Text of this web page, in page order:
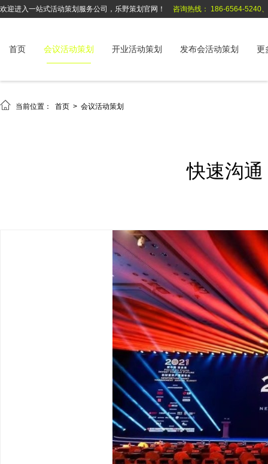
欢迎进入一站式活动策划服务公司，乐野策划官网！ 咨询热线： 186-6564-5240
首页 会议活动策划 开业活动策划 发布会活动策划 更
 当前位置： 首页 > 会议活动策划
快速沟